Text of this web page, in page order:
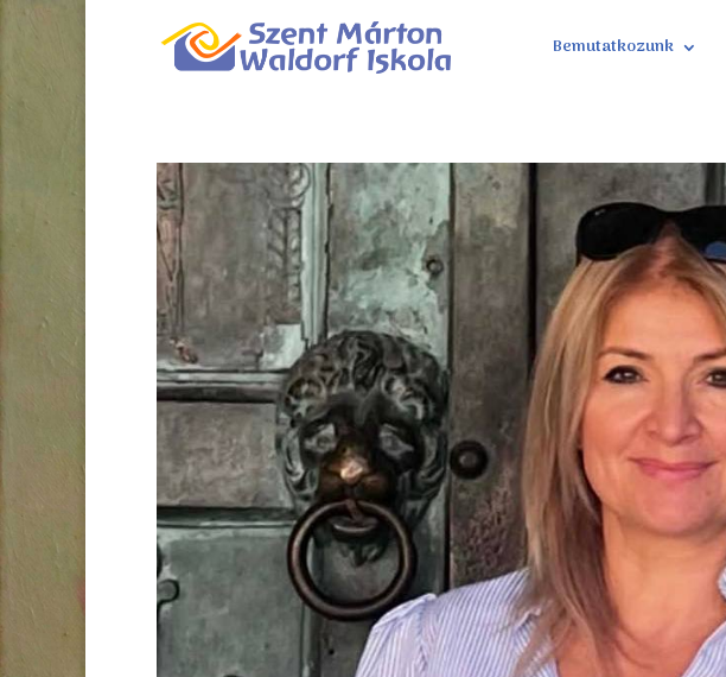
Bemutatkozunk